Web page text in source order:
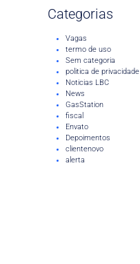
Categorias
Vagas
termo de uso
Sem categoria
politica de privacidade
Noticias LBC
News
GasStation
fiscal
Envato
Depoimentos
clientenovo
alerta